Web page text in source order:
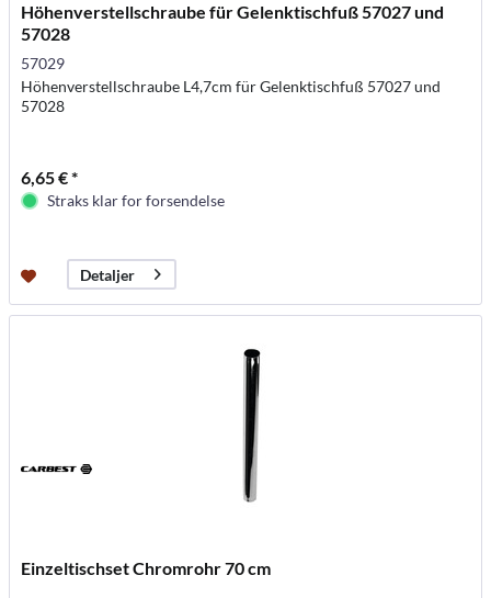
Höhenverstellschraube für Gelenktischfuß 57027 und
57028
57029
Höhenverstellschraube L4,7cm für Gelenktischfuß 57027 und
57028
6,65 € *
Straks klar for forsendelse
Detaljer
Einzeltischset Chromrohr 70 cm